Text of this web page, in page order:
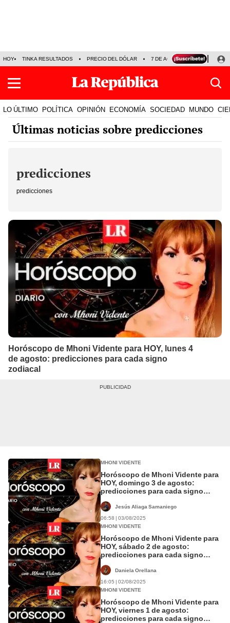
HOY TINKA RESULTADOS PRECIO DEL DÓLAR 7 DE AGOSTO OLLANTA
LO ÚLTIMO POLÍTICA OPINIÓN ECONOMÍA SOCIEDAD MUNDO
Últimas noticias sobre predicciones
predicciones
predicciones
Horóscopo de Mhoni Vidente para HOY, lunes 4
de agosto: predicciones para cada signo
zodiacal
MHONI VIDENTE
Horóscopo de Mhoni Vidente para
HOY, domingo 3 de agosto:
predicciones para cada signo
Jesús Aliaga Samaniego
06:58 | 03/08/2025
MHONI VIDENTE
Horóscopo de Mhoni Vidente para
HOY, sábado 2 de agosto:
predicciones para cada signo
Daniela Orellana
16:05 | 02/08/2025
MHONI VIDENTE
Horóscopo de Mhoni Vidente para
HOY, viernes 1 de agosto:
predicciones para cada signo